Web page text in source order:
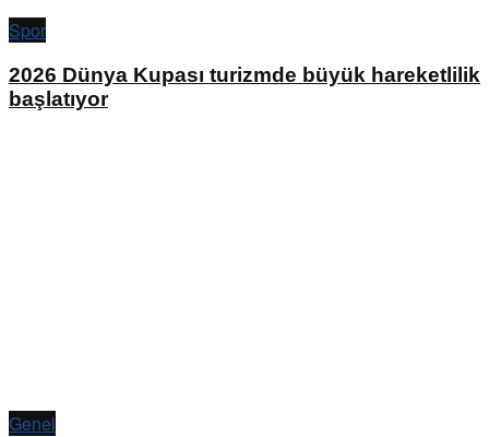
Spor
2026 Dünya Kupası turizmde büyük hareketlilik
başlatıyor
Genel